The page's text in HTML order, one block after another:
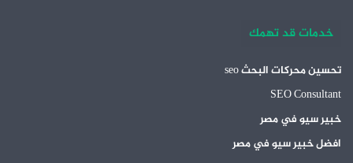
خدمات قد تهمك
تحسين محركات البحث seo
SEO Consultant
خبير سيو في مصر
افضل خبير سيو في مصر